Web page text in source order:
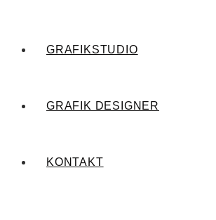
GRAFIKSTUDIO
GRAFIK DESIGNER
KONTAKT